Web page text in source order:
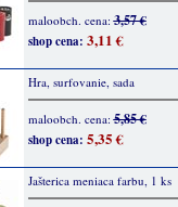
maloobch. cena:3,57 €
shop cena: 3,11 €
Hra, surfovanie, sada
maloobch. cena:5,85 €
shop cena: 5,35 €
Jašterica meniaca farbu, 1 ks